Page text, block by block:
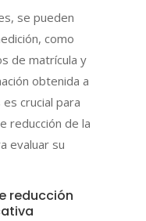
se pueden
como
de matrícula y
obtenida a
crucial para
reducción de la
evaluar su
reducción